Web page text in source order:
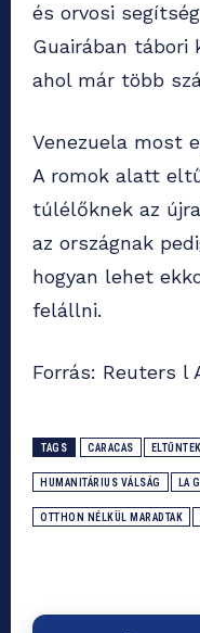
és orvosi
Guairában
ahol már több
Venezuela most
A romok alatt
túlélőknek az
az országnak
hogyan lehet
felállni.
Forrás: Reuters l
TAGS CARACAS ELTŰNTEK
HUMANITÁRIUS VÁLSÁG LA
OTTHON NÉLKÜL MARADTAK